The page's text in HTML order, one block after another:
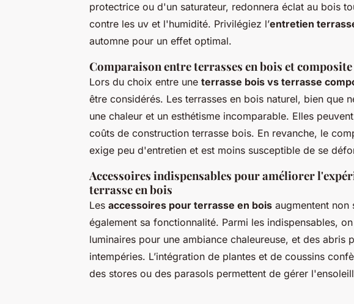
protectrice ou d'un saturateur, redonnera éclat au bois
contre les uv et l'humidité. Privilégiez l’entretien
automne pour un effet optimal.
Comparaison entre terrasses en bois et composite
Lors du choix entre une terrasse bois vs terrasse
être considérés. Les terrasses en bois naturel, bien que
une chaleur et un esthétisme incomparable. Elles
coûts de construction terrasse bois. En revanche, le
exige peu d'entretien et est moins susceptible de se
Accessoires indispensables pour améliorer
terrasse en bois
Les accessoires pour terrasse en bois augmentent non
également sa fonctionnalité. Parmi les indispensables,
luminaires pour une ambiance chaleureuse, et des abris
intempéries. L’intégration de plantes et de coussins
des stores ou des parasols permettent de gérer